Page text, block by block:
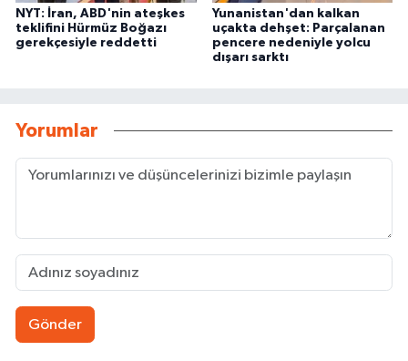
NYT: İran, ABD'nin ateşkes
teklifini Hürmüz Boğazı
gerekçesiyle reddetti
Yunanistan'dan kalkan
uçakta dehşet: Parçalanan
pencere nedeniyle yolcu
dışarı sarktı
Yorumlar
Gönder